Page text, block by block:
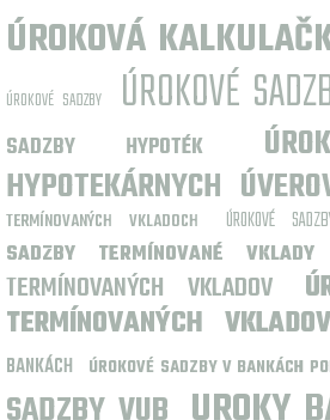
ÚROKOVÁ
ÚROKOVÉ SADZBY ÚROKOVÉ
SADZBY HYPOTÉK
HYPOTEKÁRNYCH
TERMÍNOVANÝCH VKLADOCH
ÚROKOVÉ
SADZBY TERMÍNOVANÉ VKLADY
TERMÍNOVANÝCH VKLADOV
TERMÍNOVANÝCH VKLADOV
BANKÁCH
ÚROKOVÉ SADZBY V BANKÁCH